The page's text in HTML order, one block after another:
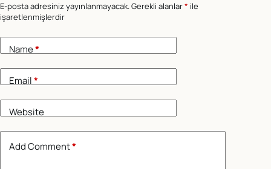
E-posta adresiniz yayınlanmayacak.Gerekli alanlar* ile
işaretlenmişlerdir
Name*
Email*
Website
Add Comment*